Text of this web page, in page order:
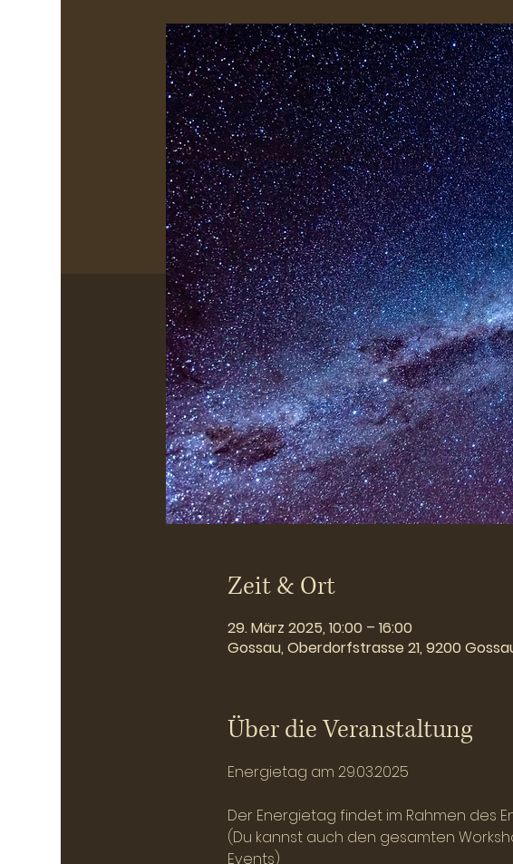
Zeit & Ort
29. März 2025, 10:00 – 16:00
Gossau, Oberdorfstrasse 21, 9200
Über die Veranstaltung
Energietag am 29.03.2025
Der Energietag findet im Rahmen des
(Du kannst auch den gesamten
Events)